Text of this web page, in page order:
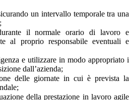
un intervallo temporale tra una
il normale orario di lavoro e
al proprio responsabile eventuali e
e utilizzare in modo appropriato i
dall’azienda;
delle giornate in cui è prevista la
della prestazione in lavoro agile